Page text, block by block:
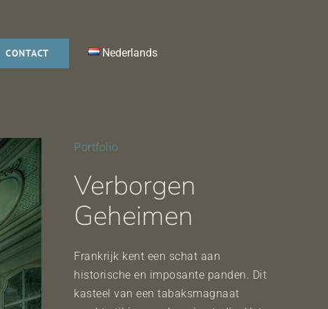
CONTACT Nederlands
Portfolio
Verborgen
Geheimen
Frankrijk kent een schat aan
historische en imposante panden. Dit
kasteel van een tabaksmagnaat